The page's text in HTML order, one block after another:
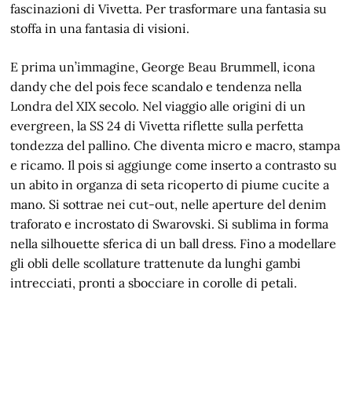
fascinazioni di Vivetta. Per trasformare una fantasia su
stoffa in una fantasia di visioni.
E prima un’immagine, George Beau Brummell, icona
dandy che del pois fece scandalo e tendenza nella
Londra del XIX secolo. Nel viaggio alle origini di un
evergreen, la SS 24 di Vivetta riflette sulla perfetta
tondezza del pallino. Che diventa micro e macro, stampa
e ricamo. Il pois si aggiunge come inserto a contrasto su
un abito in organza di seta ricoperto di piume cucite a
mano. Si sottrae nei cut-out, nelle aperture del denim
traforato e incrostato di Swarovski. Si sublima in forma
nella silhouette sferica di un ball dress. Fino a modellare
gli obli delle scollature trattenute da lunghi gambi
intrecciati, pronti a sbocciare in corolle di petali.